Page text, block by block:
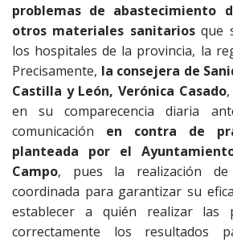
problemas de abastecimiento
otros materiales sanitariosque
los hospitales de la provincia, la
Precisamente, la consejera de
Castilla y León, Verónica Casado
en su comparecencia diaria
comunicación en contra de
planteada por el
Campo, pues la realización
coordinada para garantizar su
establecer a quién realizar las
correctamente los resultados